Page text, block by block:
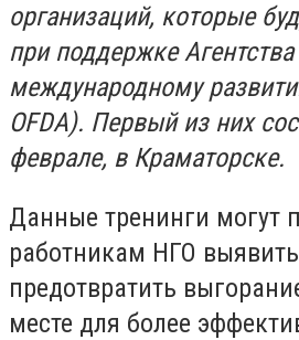
организаций, которые
при поддержке
международному
OFDA). Первый из них
феврале, в Краматорске.
Данные тренинги могут
работникам НГО
предотвратить
месте для более